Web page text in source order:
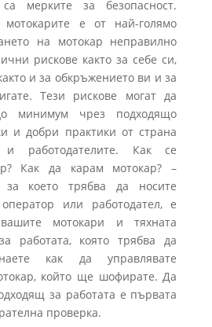
мерките за безопасност.
мотокарите е от най-голямо
на мотокар неправилно
рискове както за себе си,
и за обкръжението ви и за
Тези рискове могат да
минимум чрез подходящо
и добри практики от страна
и работодателите. Как се
Как да карам мотокар? –
което трябва да носите
оператор или работодател, е
мотокари и тяхната
работата, която трябва да
как да управлявате
който ще шофирате. Да
за работата е първата
проверка.